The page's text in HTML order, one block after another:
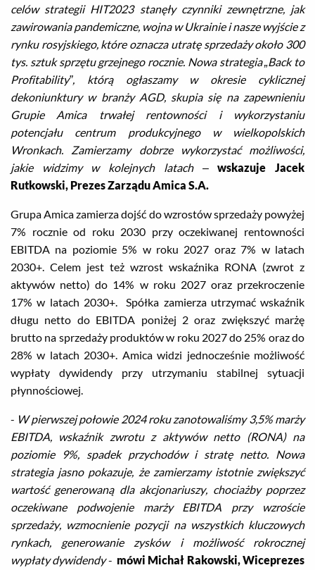
celów strategii HIT2023 stanęły czynniki zewnętrzne, jak
zawirowania pandemiczne, wojna w Ukrainie i nasze wyjście z
rynku rosyjskiego, które oznacza utratę sprzedaży około 300
tys. sztuk sprzętu grzejnego rocznie. Nowa strategia „Back to
Profitability”, którą ogłaszamy w okresie cyklicznej
dekoniunktury w branży AGD, skupia się na zapewnieniu
Grupie Amica trwałej rentowności i wykorzystaniu
potencjału centrum produkcyjnego w wielkopolskich
Wronkach. Zamierzamy dobrze wykorzystać możliwości,
jakie widzimy w kolejnych latach –wskazuje Jacek
Rutkowski, Prezes Zarządu Amica S.A.
Grupa Amica zamierza dojść do wzrostów sprzedaży powyżej
7% rocznie od roku 2030 przy oczekiwanej rentowności
EBITDA na poziomie 5% w roku 2027 oraz 7% w latach
2030+. Celem jest też wzrost wskaźnika RONA (zwrot z
aktywów netto) do 14% w roku 2027 oraz przekroczenie
17% w latach 2030+. Spółka zamierza utrzymać wskaźnik
długu netto do EBITDA poniżej 2 oraz zwiększyć marżę
brutto na sprzedaży produktów w roku 2027 do 25% oraz do
28% w latach 2030+. Amica widzi jednocześnie możliwość
wypłaty dywidendy przy utrzymaniu stabilnej sytuacji
płynnościowej.
- W pierwszej połowie 2024 roku zanotowaliśmy 3,5% marży
EBITDA, wskaźnik zwrotu z aktywów netto (RONA) na
poziomie 9%, spadek przychodów i stratę netto. Nowa
strategia jasno pokazuje, że zamierzamy istotnie zwiększyć
wartość generowaną dla akcjonariuszy, chociażby poprzez
oczekiwane podwojenie marży EBITDA przy wzroście
sprzedaży, wzmocnienie pozycji na wszystkich kluczowych
rynkach, generowanie zysków i możliwość rokrocznej
wypłaty dywidendy- mówi Michał Rakowski, Wiceprezes